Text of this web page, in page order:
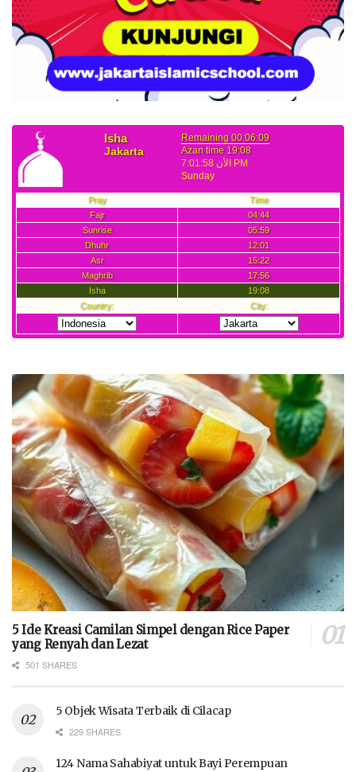
5 Ide Kreasi Camilan Simpel dengan Rice Paper
yang Renyah dan Lezat
501 SHARES
5 Objek Wisata Terbaik di Cilacap
229 SHARES
124 Nama Sahabiyat untuk Bayi Perempuan